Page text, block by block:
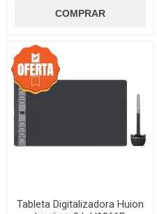
Tableta Digitalizadora Huion